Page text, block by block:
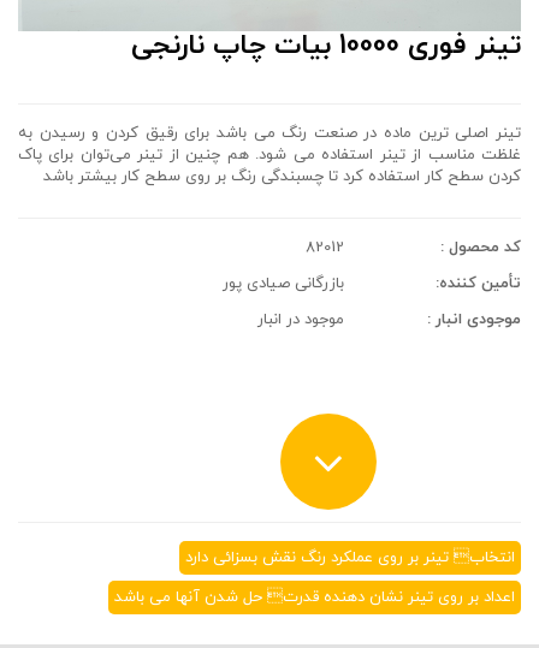
تینر فوری 10000 بیات چاپ نارنجی
تینر اصلی ترین ماده در صنعت رنگ می باشد برای رقیق کردن و رسیدن به
غلظت مناسب از تینر استفاده می شود. هم چنین از تینر می‌توان برای پاک
کردن سطح کار استفاده کرد تا چسبندگی رنگ بر روی سطح کار بیشتر باشد
کد محصول :
82012
تأمین کننده:
بازرگانی صیادی پور
موجودی انبار :
موجود در انبار
انتخاب تینر بر روی عملکرد رنگ نقش بسزائی دارد
اعداد بر روی تینر نشان دهنده قدرت حل شدن آنها می باشد